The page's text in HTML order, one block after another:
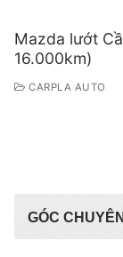
Mazda lướt
16.000km)
CARPLA AUTO
GÓC